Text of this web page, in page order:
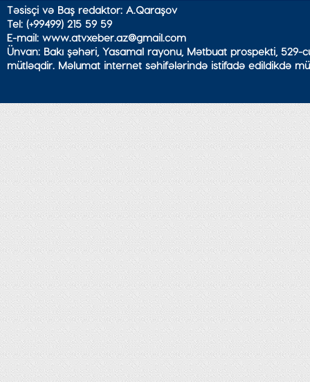
Təsisçi və Baş redaktor: A.Qaraşov
Tel: (+99499) 215 59 59
E-mail: www.atvxeber.az@gmail.com
Ünvan: Bakı şəhəri, Yasamal rayonu, Mətbuat prospekti,
mütləqdir. Məlumat internet səhifələrində istifadə edildikdə